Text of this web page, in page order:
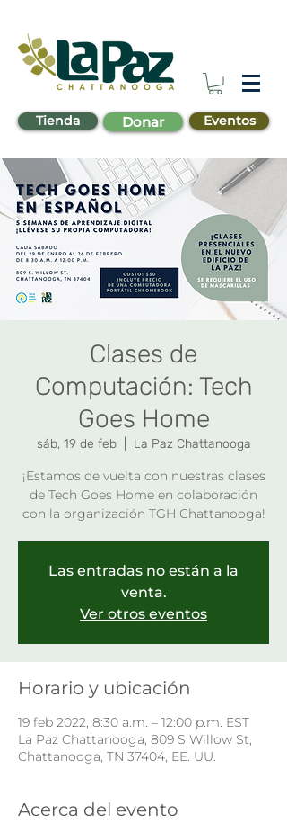
Tienda Donar Eventos
Clases de
Computación: Tech
Goes Home
sáb, 19 de feb
  |
La Paz Chattanooga
¡Estamos de vuelta con nuestras clases
de Tech Goes Home en colaboración
con la organización TGH Chattanooga!
Las entradas no están a la
venta.
Ver otros eventos
Horario y ubicación
19 feb 2022, 8:30 a.m. – 12:00 p.m. EST
La Paz Chattanooga, 809 S Willow St,
Chattanooga, TN 37404, EE. UU.
Acerca del evento